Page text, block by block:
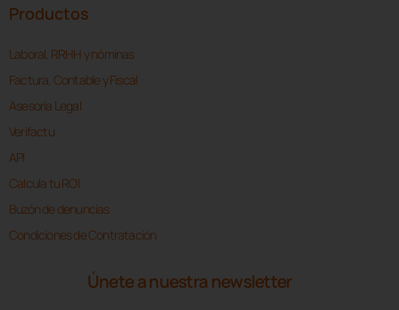
Productos
Laboral, RRHH y nóminas
Factura, Contable y Fiscal
Asesoría Legal
Verifactu
API
Calcula tu ROI
Buzón de denuncias
Condiciones de Contratación
Únete a nuestra newsletter